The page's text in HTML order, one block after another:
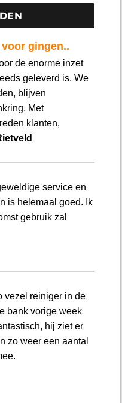
gingen..
de enorme inzet
geleverd is. We
blijven
Met
klanten,
service en
is helemaal goed. Ik
gebruik zal
vezel reiniger in de
bank vorige week
hij ziet er
zo weer een aantal